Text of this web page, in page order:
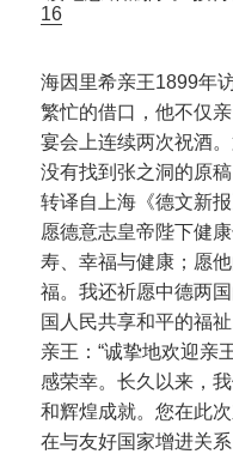
16
海因里希亲王1899年
繁忙的借口，他不仅
宴会上连续两次祝酒
没有找到张之洞的原
转译自上海《德文新
愿德意志皇帝陛下健
寿、幸福与健康；愿
福。我还祈愿中德两
国人民共享和平的福祉
亲王：“诚挚地欢迎亲
感荣幸。长久以来，
和辉煌成就。您在此
在与友好国家增进关